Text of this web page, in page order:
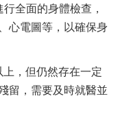
全面的身體檢查，
心電圖等，以確保身
，但仍然存在一定
留，需要及時就醫並